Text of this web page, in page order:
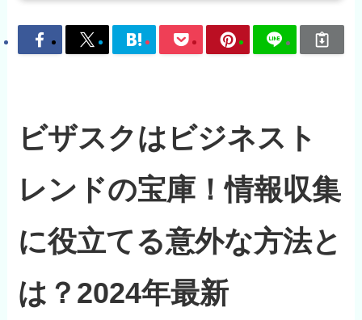
ビザスクはビジネスト
レンドの宝庫！情報収集
に役立てる意外な方法と
は？2024年最新